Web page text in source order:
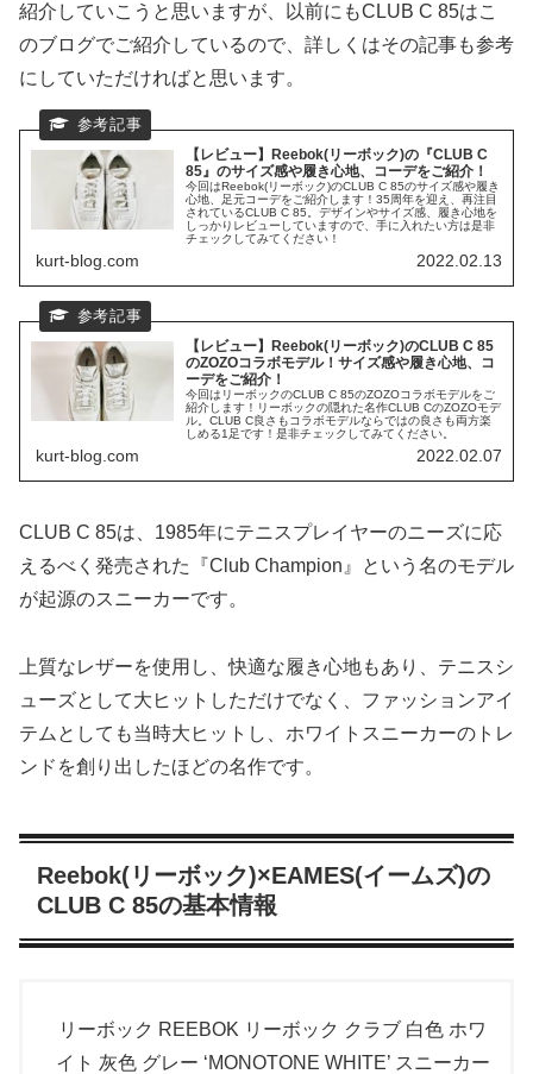
紹介していこうと思いますが、以前にもCLUB C 85はこ
のブログでご紹介しているので、詳しくはその記事も参考
にしていただければと思います。
【レビュー】Reebok(リーボック)の『CLUB C
85』のサイズ感や履き心地、コーデをご紹介！
今回はReebok(リーボック)のCLUB C 85のサイズ感や履き
心地、足元コーデをご紹介します！35周年を迎え、再注目
されているCLUB C 85。デザインやサイズ感、履き心地を
しっかりレビューしていますので、手に入れたい方は是非
チェックしてみてください！
kurt-blog.com 2022.02.13
【レビュー】Reebok(リーボック)のCLUB C 85
のZOZOコラボモデル！サイズ感や履き心地、コ
ーデをご紹介！
今回はリーボックのCLUB C 85のZOZOコラボモデルをご
紹介します！リーボックの隠れた名作CLUB CのZOZOモデ
ル。CLUB C良さもコラボモデルならではの良さも両方楽
しめる1足です！是非チェックしてみてください。
kurt-blog.com 2022.02.07
CLUB C 85は、1985年にテニスプレイヤーのニーズに応
えるべく発売された『Club Champion』という名のモデル
が起源のスニーカーです。
上質なレザーを使用し、快適な履き心地もあり、テニスシ
ューズとして大ヒットしただけでなく、ファッションアイ
テムとしても当時大ヒットし、ホワイトスニーカーのトレ
ンドを創り出したほどの名作です。
Reebok(リーボック)×EAMES(イームズ)の
CLUB C 85の基本情報
リーボック REEBOK リーボック クラブ 白色 ホワ
イト 灰色 グレー ‘MONOTONE WHITE’ スニーカー